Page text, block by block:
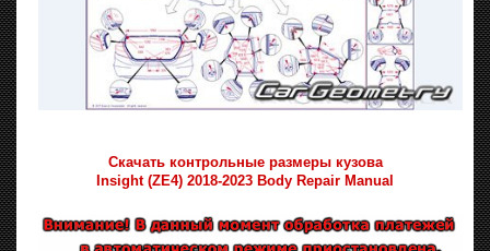
Скачать контрольные размеры кузова
Insight (ZE4) 2018-2023 Body Repair Manual